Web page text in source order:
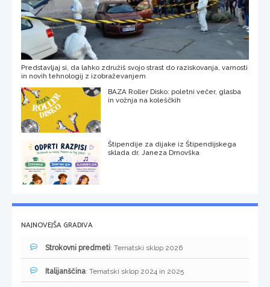
Predstavljaj si, da lahko združiš svojo strast do raziskovanja, varnosti
in novih tehnologij z izobraževanjem
BAZA Roller Disko: poletni večer, glasba
in vožnja na koleščkih
Štipendije za dijake iz Štipendijskega
sklada dr. Janeza Drnovška
NAJNOVEJŠA GRADIVA
Strokovni predmeti: Tematski sklop 2026
Italijanščina: Tematski sklop 2024 in 2025